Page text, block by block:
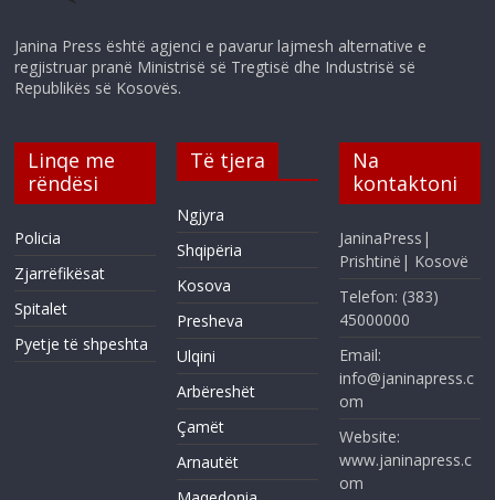
Janina Press është agjenci e pavarur lajmesh alternative e
regjistruar pranë Ministrisë së Tregtisë dhe Industrisë së
Republikës së Kosovës.
Linqe me
rëndësi
Policia
Zjarrëfikësat
Spitalet
Pyetje të shpeshta
Të tjera
Ngjyra
Shqipëria
Kosova
Presheva
Ulqini
Arbëreshët
Çamët
Arnautët
Na
kontaktoni
JaninaPress|
Prishtinë| Kosovë
Telefon: (383)
45000000
Email:
info@janinapress.c
om
Website:
www.janinapress.c
om